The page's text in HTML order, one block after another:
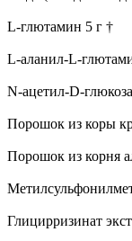
L-глютамин 5 г †
L-аланил-L-
N-ацетил-D-
Порошок из коры
Порошок из корня
Глицирризинат